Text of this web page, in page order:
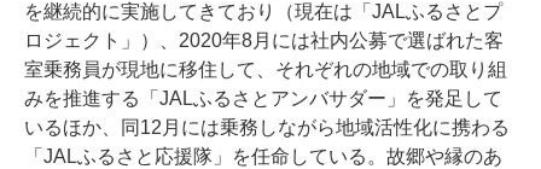
を継続的に実施してきており（現在は「JALふるさとプ
ロジェクト」）、2020年8月には社内公募で選ばれた客
室乗務員が現地に移住して、それぞれの地域での取り組
みを推進する「JALふるさとアンバサダー」を発足して
いるほか、同12月には乗務しながら地域活性化に携わる
「JALふるさと応援隊」を任命している。故郷や縁のあ